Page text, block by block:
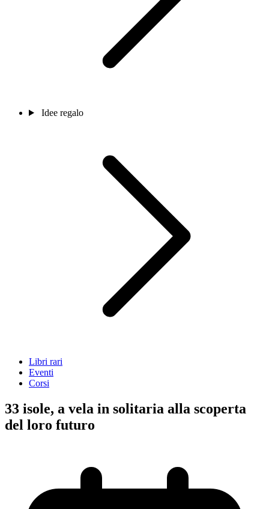
Idee regalo
Libri rari
Eventi
Corsi
33 isole, a vela in solitaria alla scoperta
del loro futuro